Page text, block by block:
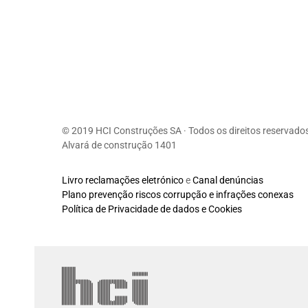
© 2019 HCI Construções SA · Todos os direitos
Alvará de construção 1401
Livro reclamações eletrónicoeCanal denúncias
Plano prevenção riscos corrupção e infrações conexas
Política de Privacidade de dados e Cookies